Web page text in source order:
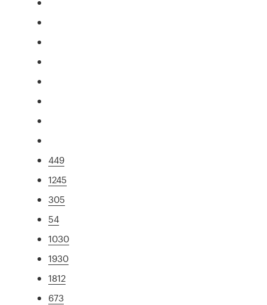
449
1245
305
54
1030
1930
1812
673